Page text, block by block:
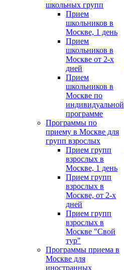
школьных групп
Прием
школьников в
Москве, 1 день
Прием
школьников в
Москве от 2-х
дней
Прием
школьников в
Москве по
индивидуальной
программе
Программы по
приему в Москве для
групп взрослых
Прием групп
взрослых в
Москве, 1 день
Прием групп
взрослых в
Москве, от 2-х
дней
Прием групп
взрослых в
Москве "Свой
тур"
Программы приема в
Москве для
иностранных